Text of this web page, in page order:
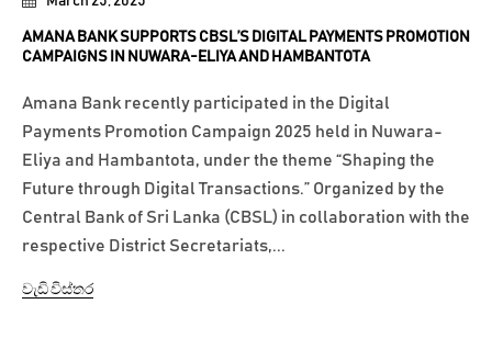
AMANA BANK SUPPORTS CBSL’S DIGITAL PAYMENTS PROMOTION
CAMPAIGNS IN NUWARA-ELIYA AND HAMBANTOTA
Amana Bank recently participated in the Digital
Payments Promotion Campaign 2025 held in Nuwara-
Eliya and Hambantota, under the theme “Shaping the
Future through Digital Transactions.” Organized by the
Central Bank of Sri Lanka (CBSL) in collaboration with the
respective District Secretariats,...
වැඩි විස්තර